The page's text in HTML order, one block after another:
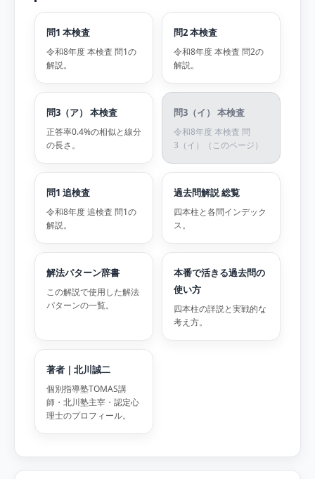
問1 本検査
令和8年度 本検査 問1の
解説。
問2 本検査
令和8年度 本検査 問2の
解説。
問3（ア） 本検査
正答率0.4%の相似と線分
の長さ。
問3（イ） 本検査
令和8年度 本検査 問
3（イ）（このページ）
問1 追検査
令和8年度 追検査 問1の
解説。
過去問解説 総覧
四本柱と各問インデック
ス。
解法パターン辞書
この解説で使用した解法
パターンの一覧。
本番で活きる過去問の
使い方
四本柱の詳説と実戦的な
考え方。
著者｜北川誠二
個別指導塾TOMAS講
師・北川塾主宰・認定心
理士のプロフィール。